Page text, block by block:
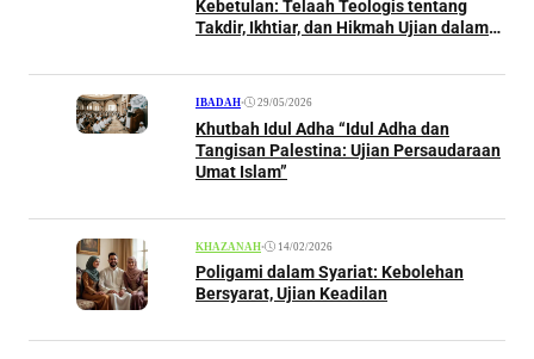
Kebetulan: Telaah Teologis tentang
Takdir, Ikhtiar, dan Hikmah Ujian dalam
IBADAH• 29/05/2026
Khutbah Idul Adha “Idul Adha dan
Tangisan Palestina: Ujian Persaudaraan
Umat Islam”
KHAZANAH• 14/02/2026
Poligami dalam Syariat: Kebolehan
Bersyarat, Ujian Keadilan